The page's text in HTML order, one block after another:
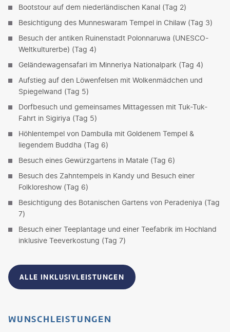
Bootstour auf dem niederländischen Kanal (Tag 2)
Besichtigung des Munneswaram Tempel in Chilaw (Tag 3)
Besuch der antiken Ruinenstadt Polonnaruwa (UNESCO-
Weltkulturerbe) (Tag 4)
Geländewagensafari im Minneriya Nationalpark (Tag 4)
Aufstieg auf den Löwenfelsen mit Wolkenmädchen und
Spiegelwand (Tag 5)
Dorfbesuch und gemeinsames Mittagessen mit Tuk-Tuk-
Fahrt in Sigiriya (Tag 5)
Höhlentempel von Dambulla mit Goldenem Tempel &
liegendem Buddha (Tag 6)
Besuch eines Gewürzgartens in Matale (Tag 6)
Besuch des Zahntempels in Kandy und Besuch einer
Folkloreshow (Tag 6)
Besichtigung des Botanischen Gartens von Peradeniya (Tag
7)
Besuch einer Teeplantage und einer Teefabrik im Hochland
inklusive Teeverkostung (Tag 7)
ALLE INKLUSIVLEISTUNGEN
WUNSCHLEISTUNGEN